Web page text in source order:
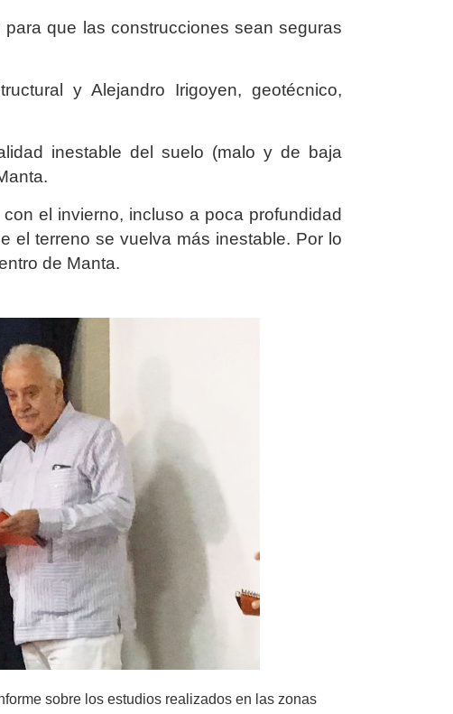
que las construcciones sean seguras
y Alejandro Irigoyen, geotécnico,
inestable del suelo (malo y de baja
el invierno, incluso a poca profundidad
el terreno se vuelva más inestable. Por lo
de Manta.
sobre los estudios realizados en las zonas